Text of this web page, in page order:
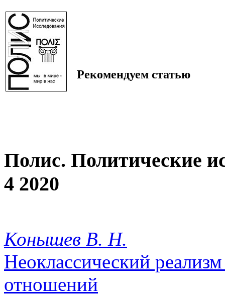
Рекомендуем статью
Полис. Политические
4 2020
Конышев В. Н.
Неоклассический
отношений